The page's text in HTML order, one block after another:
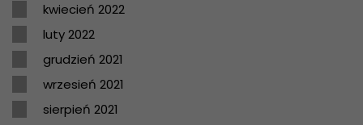
kwiecień 2022
luty 2022
grudzień 2021
wrzesień 2021
sierpień 2021